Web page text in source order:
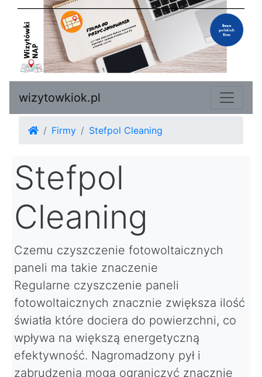
wizytowkiok.pl
Firmy Stefpol Cleaning
Stefpol
Cleaning
Czemu czyszczenie fotowoltaicznych
paneli ma takie znaczenie
Regularne czyszczenie paneli
fotowoltaicznych znacznie zwiększa ilość
światła które dociera do powierzchni, co
wpływa na większą energetyczną
efektywność. Nagromadzony pył i
zabrudzenia mogą ograniczyć znacznie